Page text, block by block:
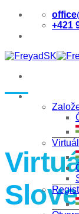
Skip
content
+421